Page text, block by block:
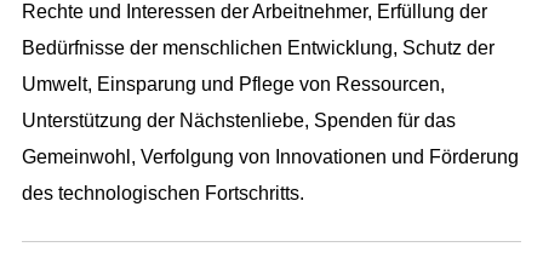
Rechte und Interessen der Arbeitnehmer, Erfüllung der
Bedürfnisse der menschlichen Entwicklung, Schutz der
Umwelt, Einsparung und Pflege von Ressourcen,
Unterstützung der Nächstenliebe, Spenden für das
Gemeinwohl, Verfolgung von Innovationen und Förderung
des technologischen Fortschritts.